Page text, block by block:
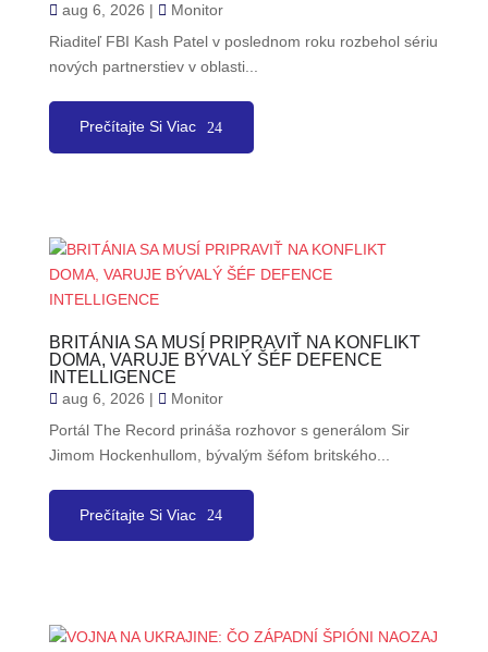
aug 6, 2026 |
Monitor
Riaditeľ FBI Kash Patel v poslednom roku rozbehol sériu
nových partnerstiev v oblasti...
Prečítajte Si Viac
BRITÁNIA SA MUSÍ PRIPRAVIŤ NA KONFLIKT
DOMA, VARUJE BÝVALÝ ŠÉF DEFENCE
INTELLIGENCE
aug 6, 2026 |
Monitor
Portál The Record prináša rozhovor s generálom Sir
Jimom Hockenhullom, bývalým šéfom britského...
Prečítajte Si Viac